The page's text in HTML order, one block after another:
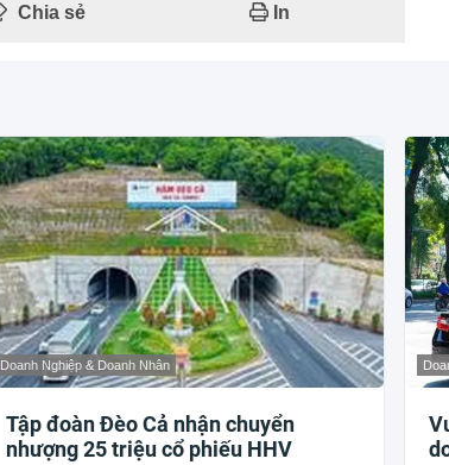
Chia sẻ In
Doanh Nghiệp & Doanh Nhân
Tập đoàn Đèo Cả nhận chuyển
nhượng 25 triệu cổ phiếu HHV